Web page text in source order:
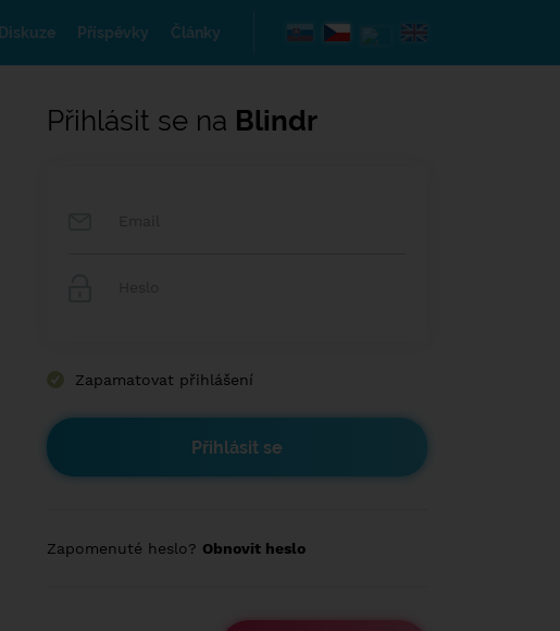
Diskuze Příspěvky Články
Přihlásit se na Blindr
Zapamatovat přihlášení
Zapomenuté heslo? Obnovit heslo